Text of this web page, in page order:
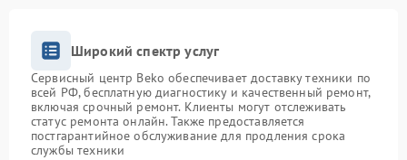
Широкий спектр услуг
Сервисный центр Beko обеспечивает доставку техники по
всей РФ, бесплатную диагностику и качественный ремонт,
включая срочный ремонт. Клиенты могут отслеживать
статус ремонта онлайн. Также предоставляется
постгарантийное обслуживание для продления срока
службы техники